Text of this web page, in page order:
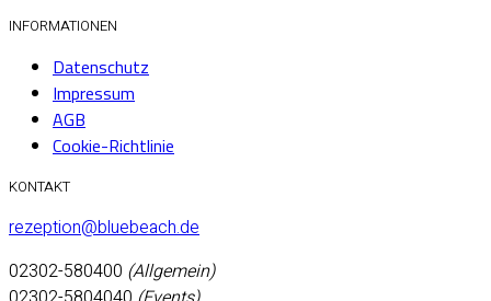
INFORMATIONEN
Datenschutz
Impressum
AGB
Cookie-Richtlinie
KONTAKT
rezeption@bluebeach.de
02302-580400 (Allgemein)